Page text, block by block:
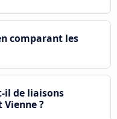
comparant les
il de liaisons
?